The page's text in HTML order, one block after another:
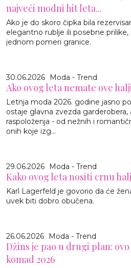
najveći modni hit leta...
Ako je do skoro čipka bila
elegantno rublje ili posebne
jednom pomeri granice.
30.06.2026 Moda - Trend
Ako ovog leta nemate ove
Letnja moda 2026. godine jasno
ostaje glavna zvezda
raspoloženja - od nežnih i
onih koje izg...
29.06.2026 Moda - Trend
Kako ovog leta nositi crnu
Karl Lagerfeld je govorio da će
uvek biti dobro obučena.
26.06.2026 Moda - Trend
Džins je pao u drugi plan:
komad 2026